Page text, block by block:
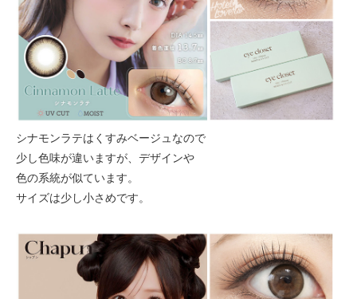
シナモンラテはくすみベージュなので
少し色味が違いますが、デザインや
色の系統が似ています。
サイズは少し小さめです。